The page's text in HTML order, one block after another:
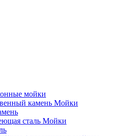
мойки
Мойки
Мойки